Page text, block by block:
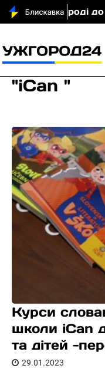
В Ужгороді до
"iCan "
Курси
школи iCan
та дітей -
29.01.2023